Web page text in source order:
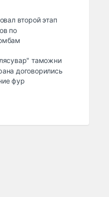
второй этап
по
таможни
договорились
фур